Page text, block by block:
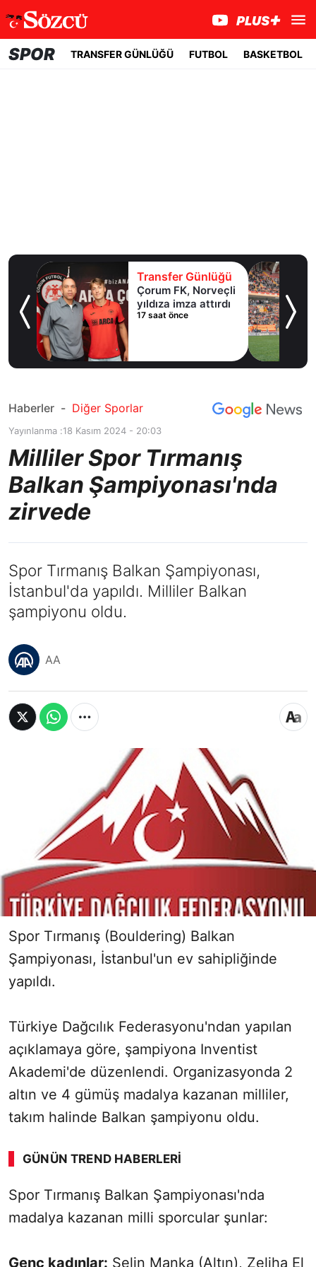
SPOR TRANSFER GÜNLÜĞÜ FUTBOL BASKETBOL
Transfer Günlüğü
Çorum FK, Norveçli
yıldıza imza attırdı
17 saat önce
Haberler - Diğer Sporlar
Yayınlanma :18 Kasım 2024 - 20:03
Milliler Spor Tırmanış
Balkan Şampiyonası'nda
zirvede
Spor Tırmanış Balkan Şampiyonası,
İstanbul'da yapıldı. Milliler Balkan
şampiyonu oldu.
AA
Spor Tırmanış (Bouldering) Balkan
Şampiyonası, İstanbul'un ev sahipliğinde
yapıldı.
Türkiye Dağcılık Federasyonu'ndan yapılan
açıklamaya göre, şampiyona Inventist
Akademi'de düzenlendi. Organizasyonda 2
altın ve 4 gümüş madalya kazanan milliler,
takım halinde Balkan şampiyonu oldu.
GÜNÜN TREND HABERLERI
00:01 / 09:15
Sesi Aç
Spor Tırmanış Balkan Şampiyonası'nda
madalya kazanan milli sporcular şunlar:
Genç kadınlar: Selin Manka (Altın), Zeliha El